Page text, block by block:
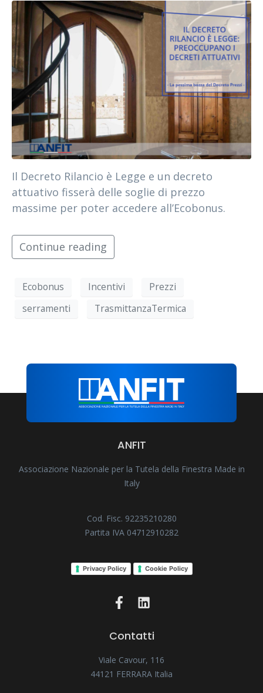
Il Decreto Rilancio è Legge e un decreto
attuativo fisserà delle soglie di prezzo
massime per poter accedere all’Ecobonus.
Continue reading
Ecobonus Incentivi
Prezzi
serramenti
TrasmittanzaTermica
ANFIT
Associazione Nazionale per la Tutela della Finestra Made in
Italy
Cod. Fisc. 92235210280
Partita IVA 04712910282
Privacy Policy Cookie Policy
Contatti
Viale Cavour, 116
44121 FERRARA Italia